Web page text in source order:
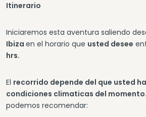
Itinerario
Iniciaremos esta aventura saliendo
Ibiza en el horario que usted desee
hrs.
El recorrido depende del que usted
condiciones climaticas del momento.
podemos recomendar: